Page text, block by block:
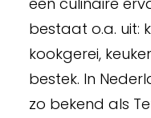
bestaat o.a. uit:
kookgerei,
bestek. In
zo bekend als